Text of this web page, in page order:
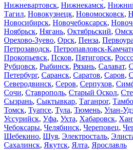
Нижневартовск, Нижнекамск,
Тагил, Новокузнецк, Новомосковск,
Новосибирск, Новочебоксарск,
Ноябрьск, Нягань, Октябрьский, Омск
Орехово-Зуево, Орск, Пенза,
Петрозаводск, Петропавловск-
Прокопьевск, Псков, Пятигорск,
Рубцовск, Рыбинск, Рязань, Салават,
Петербург, Саранск, Саратов, Саров,
Северодвинск, Серов, Серпухов,
Сочи, Ставрополь, Старый Оскол,
Сызрань, Сыктывкар, Таганрог,
Томск, Туапсе, Тула, Тюмень, Улан-
Уссурийск, Уфа, Ухта, Хабаровск,
Чебоксары, Челябинск, Череповец,
Шебекино, Шуя, Электросталь,
Сахалинск, Якутск, Ялта, Ярославль